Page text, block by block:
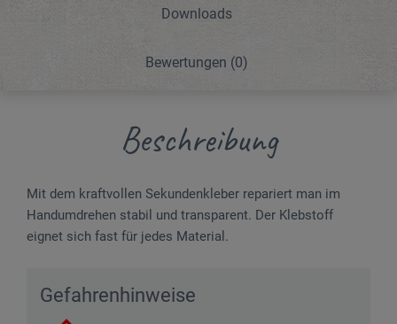
Downloads
Bewertungen (0)
Beschreibung
Mit dem kraftvollen Sekundenkleber repariert man im
Handumdrehen stabil und transparent. Der Klebstoff
eignet sich fast für jedes Material.
Gefahrenhinweise